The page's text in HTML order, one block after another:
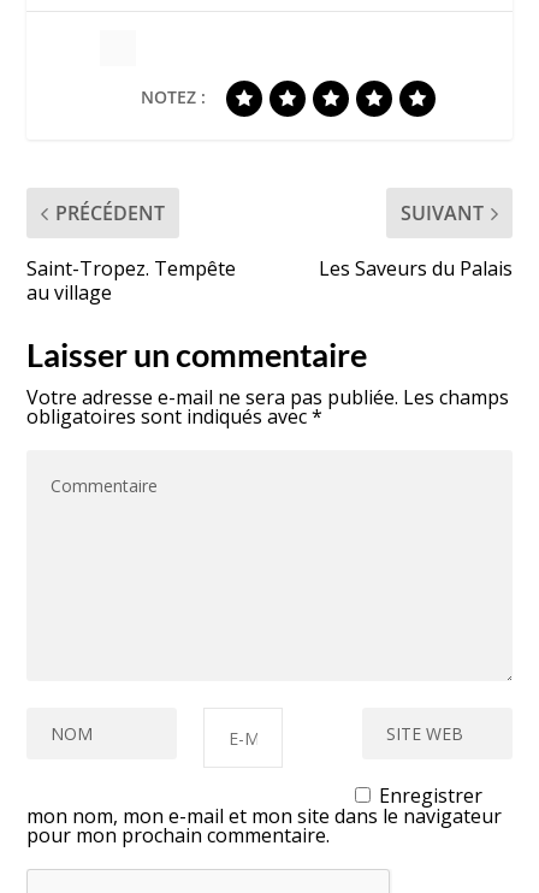
NOTEZ :
PRÉCÉDENT
Saint-Tropez. Tempête
au village
SUIVANT
Les Saveurs du Palais
Laisser un commentaire
Votre adresse e-mail ne sera pas publiée. Les champs
obligatoires sont indiqués avec*
Enregistrer
mon nom, mon e-mail et mon site dans le navigateur
pour mon prochain commentaire.